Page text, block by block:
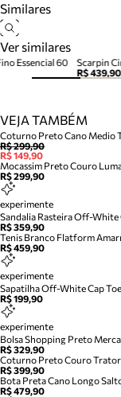
Similares
Ver similares
Scarpin
R$ 439,90
Essencial 60
VEJA TAMBÉM
Coturno Preto Cano Medio
R$ 299,90
R$ 149,90
Mocassim Preto Couro
R$ 299,90
experimente
Sandalia Rasteira Off-White
R$ 359,90
Tenis Branco Flatform
R$ 459,90
experimente
Sapatilha Off-White Cap
R$ 199,90
experimente
Bolsa Shopping Preto
R$ 329,90
Coturno Preto Couro
R$ 399,90
Bota Preta Cano Longo
R$ 479,90